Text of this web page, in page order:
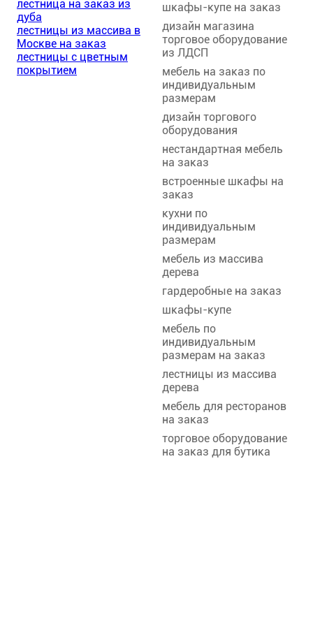
лестница на заказ из
дуба
лестницы из массива в
Москве на заказ
лестницы с цветным
покрытием
шкафы-купе на заказ
дизайн магазина
торговое оборудование
из ЛДСП
мебель на заказ по
индивидуальным
размерам
дизайн торгового
оборудования
нестандартная мебель
на заказ
встроенные шкафы на
заказ
кухни по
индивидуальным
размерам
мебель из массива
дерева
гардеробные на заказ
шкафы-купе
мебель по
индивидуальным
размерам на заказ
лестницы из массива
дерева
мебель для ресторанов
на заказ
торговое оборудование
на заказ для бутика